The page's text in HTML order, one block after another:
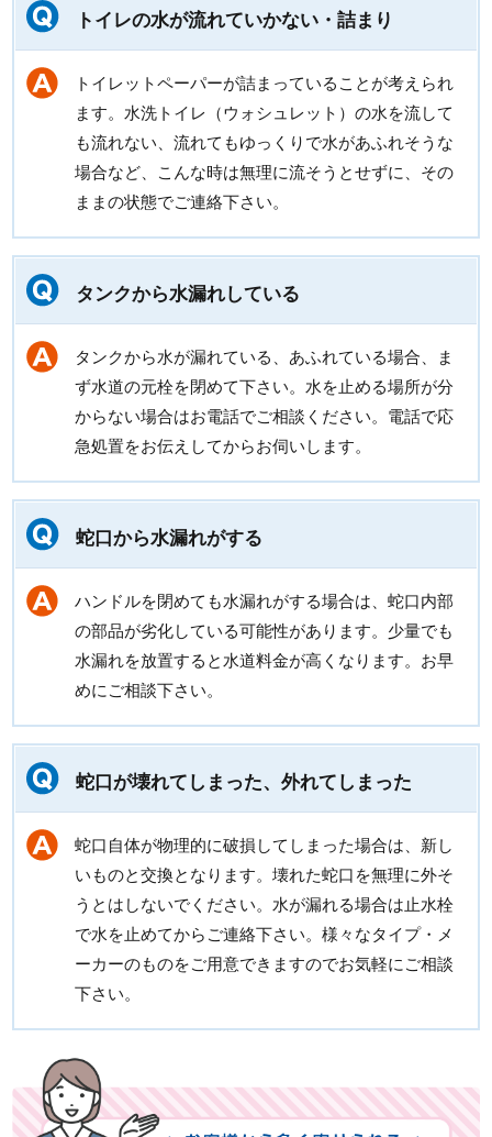
トイレの水が流れていかない・詰まり
トイレットペーパーが詰まっていることが考えられ
ます。水洗トイレ（ウォシュレット）の水を流して
も流れない、流れてもゆっくりで水があふれそうな
場合など、こんな時は無理に流そうとせずに、その
ままの状態でご連絡下さい。
タンクから水漏れしている
タンクから水が漏れている、あふれている場合、ま
ず水道の元栓を閉めて下さい。水を止める場所が分
からない場合はお電話でご相談ください。電話で応
急処置をお伝えしてからお伺いします。
蛇口から水漏れがする
ハンドルを閉めても水漏れがする場合は、蛇口内部
の部品が劣化している可能性があります。少量でも
水漏れを放置すると水道料金が高くなります。お早
めにご相談下さい。
蛇口が壊れてしまった、外れてしまった
蛇口自体が物理的に破損してしまった場合は、新し
いものと交換となります。壊れた蛇口を無理に外そ
うとはしないでください。水が漏れる場合は止水栓
で水を止めてからご連絡下さい。様々なタイプ・メ
ーカーのものをご用意できますのでお気軽にご相談
下さい。